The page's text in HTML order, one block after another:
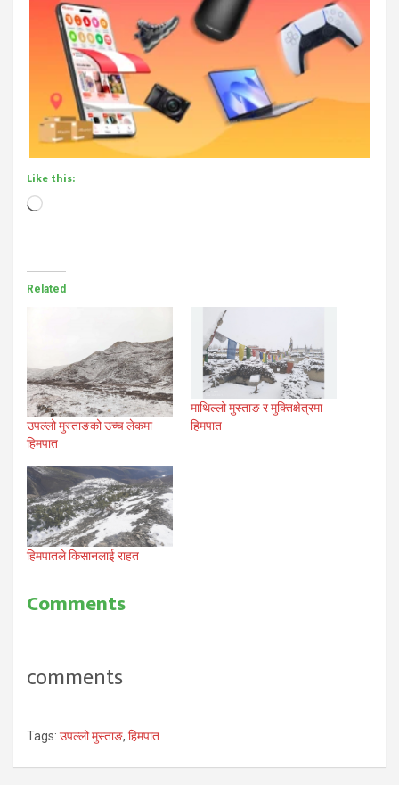
Like this:
Loading…
Related
उपल्लो मुस्ताङको उच्च लेकमा
हिमपात
माथिल्लो मुस्ताङ र मुक्तिक्षेत्रमा
हिमपात
हिमपातले किसानलाई राहत
Comments
comments
Tags: उपल्लो मुस्ताङ, हिमपात